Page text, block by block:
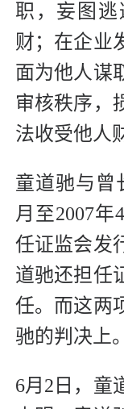
职，妄图
财；在企业
面为他人谋
审核秩序，
法收受他人
童道驰与曾
月至2007年
任证监会发
道驰还担任
任。而这两
驰的判决上。
6月2日，童